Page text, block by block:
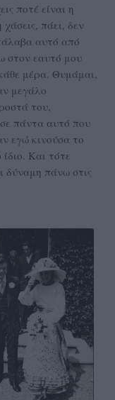
ποτέ είναι η
πάει, δεν
αυτό από
στον εαυτό μου
μέρα. Θυμάμαι,
μεγάλο
του,
πάντα αυτό που
εγώ κινούσα το
Και τότε
δύναμη πάνω στις